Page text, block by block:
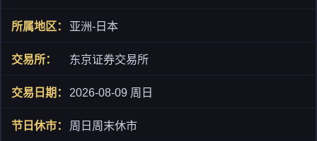
亚洲-日本
东京证券交易所
2026-08-09 周日
周日周末休市